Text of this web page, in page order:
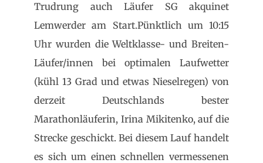
Trudrung auch Läufer SG akquinet
Lemwerder am Start.Pünktlich um 10:15
Uhr wurden die Weltklasse- und Breiten-
Läufer/innen bei optimalen Laufwetter
(kühl 13 Grad und etwas Nieselregen) von
derzeit Deutschlands bester
Marathonläuferin, Irina Mikitenko, auf die
Strecke geschickt. Bei diesem Lauf handelt
es sich um einen schnellen vermessenen